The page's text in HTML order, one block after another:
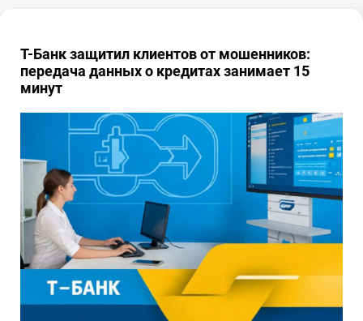
Т-Банк защитил клиентов от мошенников:
передача данных о кредитах занимает 15
минут